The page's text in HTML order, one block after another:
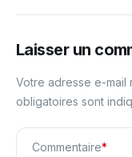
Laisser un
Votre adresse e-mail
obligatoires sont
Commentaire*